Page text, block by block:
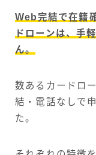
Web完結で在籍
ドローンは、手
ん。
数あるカードロ
結・電話なしで
た。